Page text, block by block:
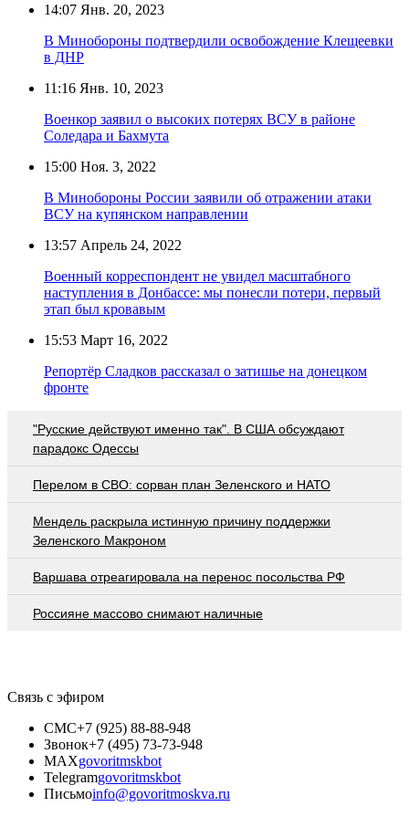
14:07 Янв. 20, 2023
В Минобороны подтвердили освобождение Клещеевки
в ДНР
11:16 Янв. 10, 2023
Военкор заявил о высоких потерях ВСУ в районе
Соледара и Бахмута
15:00 Ноя. 3, 2022
В Минобороны России заявили об отражении атаки
ВСУ на купянском направлении
13:57 Апрель 24, 2022
Военный корреспондент не увидел масштабного
наступления в Донбассе: мы понесли потери, первый
этап был кровавым
15:53 Март 16, 2022
Репортёр Сладков рассказал о затишье на донецком
фронте
"Русские действуют именно так". В США обсуждают
парадокс Одессы
Перелом в СВО: сорван план Зеленского и НАТО
Мендель раскрыла истинную причину поддержки
Зеленского Макроном
Варшава отреагировала на перенос посольства РФ
Россияне массово снимают наличные
Связь с эфиром
СМС+7 (925) 88-88-948
Звонок+7 (495) 73-73-948
MAXgovoritmskbot
Telegramgovoritmskbot
Письмоinfo@govoritmoskva.ru